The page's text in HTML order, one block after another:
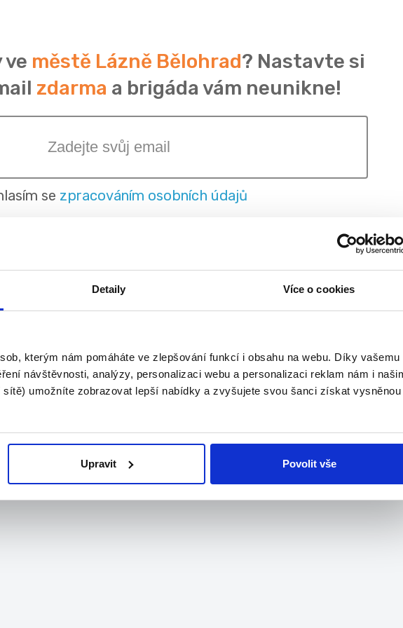
Detaily Více o cookies
kterým nám pomáháte ve zlepšování funkcí i obsahu na webu. Díky vašemu
návštěvnosti, analýzy, personalizaci webu a personalizaci reklam nám i
umožníte zobrazovat lepší nabídky a zvyšujete svou šanci získat vysněnou
Upravit Povolit vše
ve městě Lázně Bělohrad? Nastavte si
zdarma a brigáda vám neunikne!
se zpracováním osobních údajů